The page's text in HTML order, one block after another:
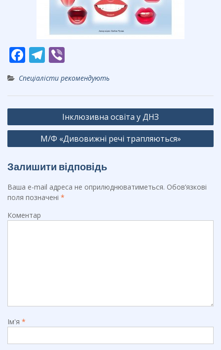
F
ac
e
b
o
k
T
el
e
gr
m
er
Спеціалісти рекомендують
Навігація
записів
Інклюзивна освіта у ДНЗ
М/Ф «Дивовижні речі трапляються»
Залишити відповідь
Ваша e-mail адреса не оприлюднюватиметься. Обов’язкові
поля позначені *
Коментар
Ім'я *